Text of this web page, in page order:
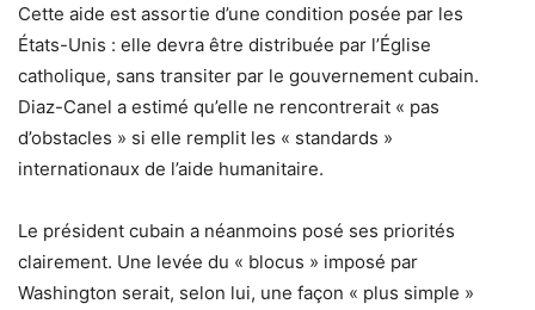
Cette aide est assortie d’une condition posée par les
États-Unis : elle devra être distribuée par l’Église
catholique, sans transiter par le gouvernement cubain.
Diaz-Canel a estimé qu’elle ne rencontrerait « pas
d’obstacles » si elle remplit les « standards »
internationaux de l’aide humanitaire.
Le président cubain a néanmoins posé ses priorités
clairement. Une levée du « blocus » imposé par
Washington serait, selon lui, une façon « plus simple »